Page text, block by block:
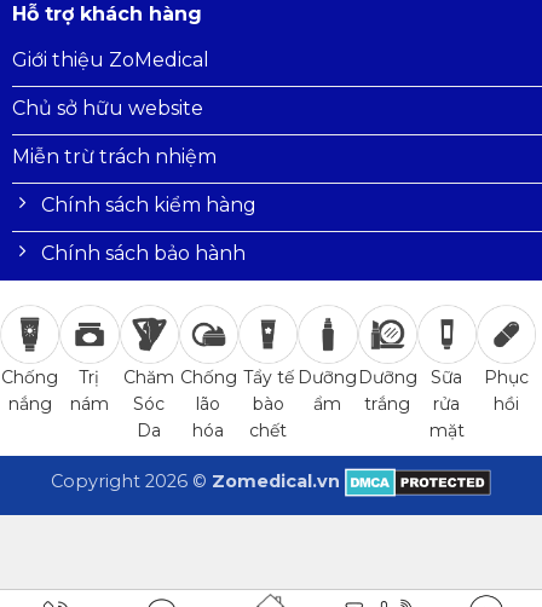
Hỗ trợ khách hàng
Giới thiệu ZoMedical
Chủ sở hữu website
Miễn trừ trách nhiệm
Chính sách kiểm hàng
Chính sách bảo hành
Chống
nắng
Trị
nám
Chăm
Sóc
Da
Chống
lão
hóa
Tẩy tế
bào
chết
Dưỡng
ẩm
Dưỡng
trắng
Sữa
rửa
mặt
Phục
hồi
Copyright 2026 © Zomedical.vn